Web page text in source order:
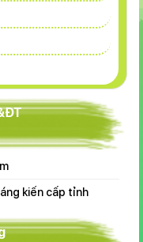
kiến cấp tỉnh